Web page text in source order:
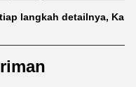
langkah detailnya,